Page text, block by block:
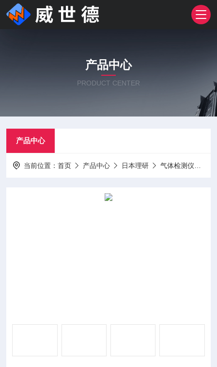
产品中心
PRODUCT CENTER
产品中心
当前位置：首页 产品中心 日本理研 气体检测仪